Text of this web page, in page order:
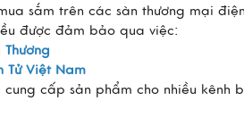
sắm trên các sàn thương mại
được đảm bảo qua việc:
Tử Việt Nam
cấp sản phẩm cho nhiều kênh